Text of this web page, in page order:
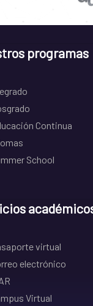
programas
Continua
School
virtual
electrónico
Virtual